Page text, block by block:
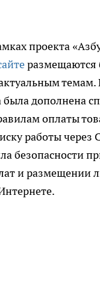
проекта
размещаются
темам.
была дополнена
оплаты
работы через
безопасности
и размещении